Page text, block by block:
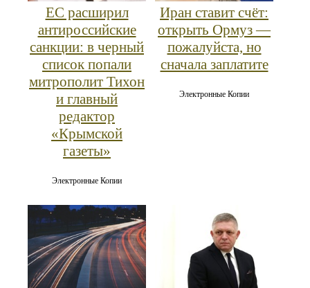
ЕС расширил
антироссийские
санкции: в черный
список попали
митрополит Тихон
и главный
редактор
«Крымской
газеты»
Электронные Копии
Иран ставит счёт:
открыть Ормуз —
пожалуйста, но
сначала заплатите
Электронные Копии